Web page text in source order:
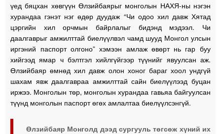
үед бяцхан хөвгүүн Өлзийбаярыг монголын НАХЯ-ны нэгэн
хурандаа гэнэт нэг өдөр дуудаж “Чи одоо хил давж Хятад
цэргийн хил орчмын байрлалыг бидэнд мэдээл. Чи
даалгаврыг амжилттай биелүүлвэл чамд шууд Монгол улсын
иргэний паспорт олгоно” хэмээн амлаж өвөрт нь гар буу
хийгээд ямар ч бэлтгэл хийлгүйгээр түүнийг явуулсан аж.
Өлзийбаяр өмнөд хил давж олон хоног бараг хоол ундгүй
шахам явж даалгавраа амжилттай сайн биелүүлээд буцан
иржээ. Монголын төр, монголын хурандаа гавьяа байгуулсан
түүнд монголын паспорт өгөх амлалтаа биелүүлсэнгүй.
Өлзийбаяр Монголд дээд сургууль төгсөж хүний их